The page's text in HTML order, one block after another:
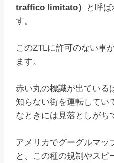
traffico limitato）
と呼
す。
このZTLに許可のない車
ます。
赤い丸の標識が出ている
知らない街を運転してい
なときには見落としがち
アメリカでグーグルマッ
と、この種の規制やスピ